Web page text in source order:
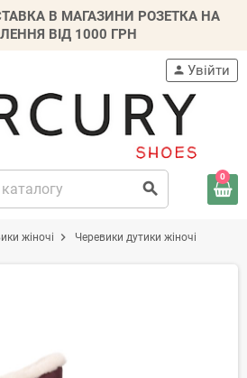
В МАГАЗИНИ РОЗЕТКА НА
ВІД 1000 ГРН
search
person Увійти
0
жіночі chevron_right Черевики дутики жіночі